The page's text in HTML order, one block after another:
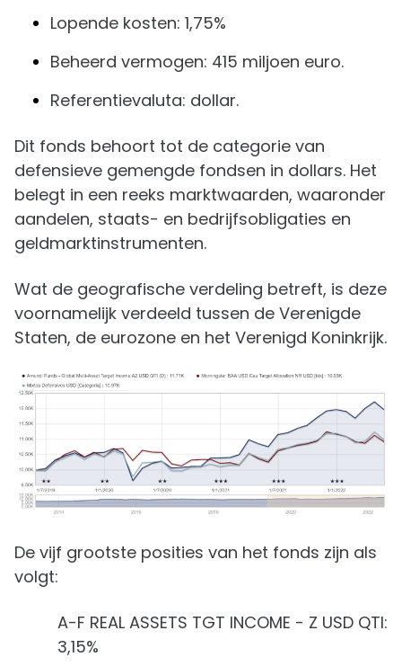
Lopende kosten: 1,75%
Beheerd vermogen: 415 miljoen euro.
Referentievaluta: dollar.
Dit fonds behoort tot de categorie van
defensieve gemengde fondsen in dollars. Het
belegt in een reeks marktwaarden, waaronder
aandelen, staats- en bedrijfsobligaties en
geldmarktinstrumenten.
Wat de geografische verdeling betreft, is deze
voornamelijk verdeeld tussen de Verenigde
Staten, de eurozone en het Verenigd Koninkrijk.
De vijf grootste posities van het fonds zijn als
volgt:
A-F REAL ASSETS TGT INCOME - Z USD QTI:
3,15%